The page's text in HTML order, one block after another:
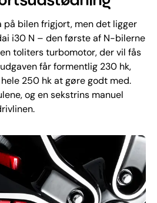
på bilen frigjort, men det ligger
i30 N – den første af N-bilerne
toliters turbomotor, der vil fås
får formentlig 230 hk,
250 hk at gøre godt med.
og en sekstrins manuel